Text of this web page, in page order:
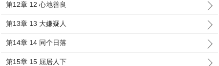
第12章 12 心地善良
第13章 13 大嫌疑人
第14章 14 同个日落
第15章 15 屈居人下